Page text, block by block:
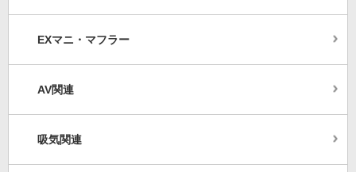
EXマニ・マフラー
AV関連
吸気関連